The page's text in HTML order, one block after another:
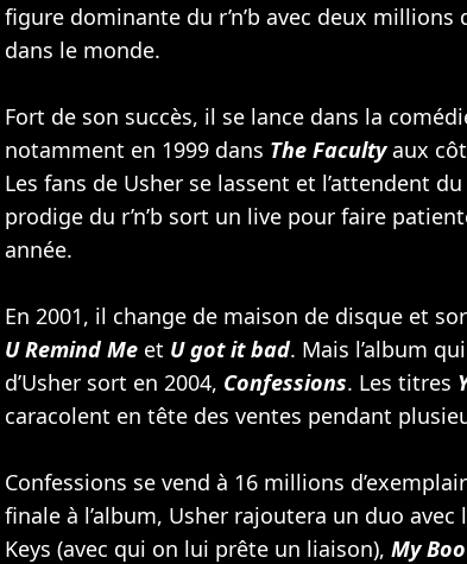
figure dominante du r’n’b avec deux millions
dans le monde.
Fort de son succès, il se lance dans la
notamment en 1999 dans The Facultyaux
Les fans de Usher se lassent et l’attendent
prodige du r’n’b sort un live pour faire
année.
En 2001, il change de maison de disque et
U Remind Me et U got it bad. Mais l’album
d’Usher sort en 2004, Confessions. Les titres
caracolent en tête des ventes pendant
Confessions se vend à 16 millions
finale à l’album, Usher rajoutera un duo avec
Keys (avec qui on lui prête un liaison), My Boo